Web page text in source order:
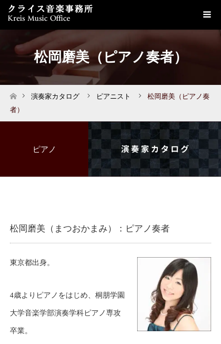
松岡磨美（ピアノ奏者）
ホーム
演奏家カタログ ピアニスト
松岡磨美（ピアノ奏
者）
ピアノ
松岡磨美（まつおかまみ）：ピアノ奏者
東京都出身。
4歳よりピアノをはじめ、桐朋学園
大学音楽学部演奏学科ピアノ専攻
卒業。